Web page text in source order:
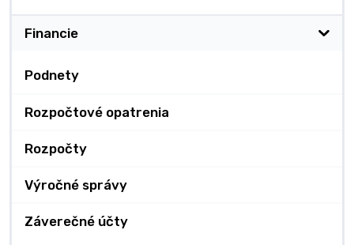
Financie
Podnety
Rozpočtové opatrenia
Rozpočty
Výročné správy
Záverečné účty